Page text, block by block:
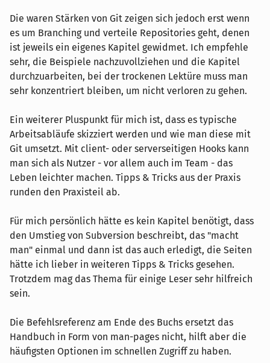
Die waren Stärken von Git zeigen sich jedoch erst wenn
es um Branching und verteile Repositories geht, denen
ist jeweils ein eigenes Kapitel gewidmet. Ich empfehle
sehr, die Beispiele nachzuvollziehen und die Kapitel
durchzuarbeiten, bei der trockenen Lektüre muss man
sehr konzentriert bleiben, um nicht verloren zu gehen.
Ein weiterer Pluspunkt für mich ist, dass es typische
Arbeitsabläufe skizziert werden und wie man diese mit
Git umsetzt. Mit client- oder serverseitigen Hooks kann
man sich als Nutzer - vor allem auch im Team - das
Leben leichter machen. Tipps & Tricks aus der Praxis
runden den Praxisteil ab.
Für mich persönlich hätte es kein Kapitel benötigt, dass
den Umstieg von Subversion beschreibt, das "macht
man" einmal und dann ist das auch erledigt, die Seiten
hätte ich lieber in weiteren Tipps & Tricks gesehen.
Trotzdem mag das Thema für einige Leser sehr hilfreich
sein.
Die Befehlsreferenz am Ende des Buchs ersetzt das
Handbuch in Form von man-pages nicht, hilft aber die
häufigsten Optionen im schnellen Zugriff zu haben.